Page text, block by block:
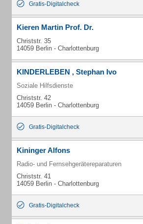
Gratis-Digitalcheck
Kieren Martin Prof. Dr.
Christstr. 35
14059 Berlin - Charlottenburg
KINDERLEBEN , Stephan Ivo
Soziale Hilfsdienste
Christstr. 42
14059 Berlin - Charlottenburg
Gratis-Digitalcheck
Kininger Alfons
Radio- und Fernsehgerätereparaturen
Christstr. 41
14059 Berlin - Charlottenburg
Gratis-Digitalcheck